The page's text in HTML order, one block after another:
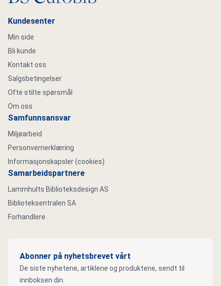
Kundesenter
Min side
Bli kunde
Kontakt oss
Salgsbetingelser
Ofte stilte spørsmål
Om oss
Samfunnsansvar
Miljøarbeid
Personvernerklæring
Informasjonskapsler (cookies)
Samarbeidspartnere
Lammhults Biblioteksdesign AS
Biblioteksentralen SA
Forhandlere
Abonner på nyhetsbrevet vårt
De siste nyhetene, artiklene og produktene, sendt til
innboksen din.